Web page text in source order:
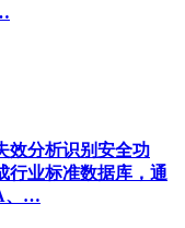
效分析识别安全功
行业标准数据库，通
、…